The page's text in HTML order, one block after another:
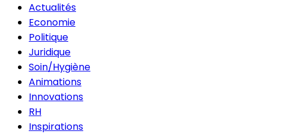
Actualités
Economie
Politique
Juridique
Soin/Hygiène
Animations
Innovations
RH
Inspirations